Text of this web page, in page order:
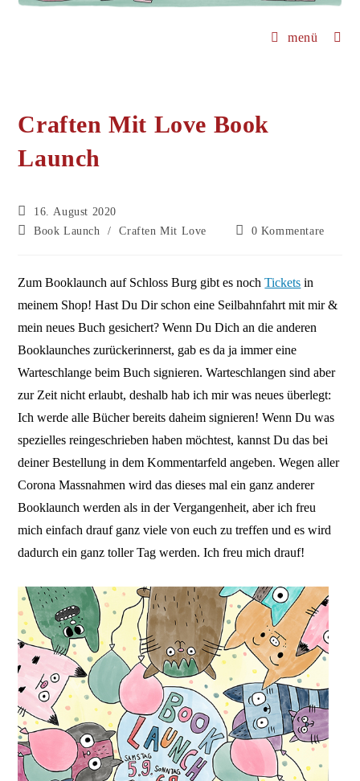
menü
Craften Mit Love Book
Launch
Beitrag
veröffentlicht:
16. August 2020
Beitrags-
Book Launch / Craften Mit Love
Beitrags-
0 Kommentare
Zum Booklaunch auf Schloss Burg gibt es nochTickets in
meinem Shop! Hast Du Dir schon eine Seilbahnfahrt mit mir &
mein neues Buch gesichert? Wenn Du Dich an die anderen
Booklaunches zurückerinnerst, gab es da ja immer eine
Warteschlange beim Buch signieren. Warteschlangen sind aber
zur Zeit nicht erlaubt, deshalb hab ich mir was neues überlegt:
Ich werde alle Bücher bereits daheim signieren! Wenn Du was
spezielles reingeschrieben haben möchtest, kannst Du das bei
deiner Bestellung in dem Kommentarfeld angeben. Wegen aller
Corona Massnahmen wird das dieses mal ein ganz anderer
Booklaunch werden als in der Vergangenheit, aber ich freu
mich einfach drauf ganz viele von euch zu treffen und es wird
dadurch ein ganz toller Tag werden. Ich freu mich drauf!